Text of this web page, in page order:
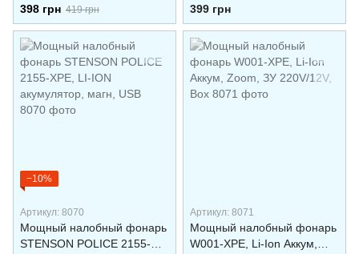
zoom, ЗП microUSB, Box
398 грн 419 грн
АКБ 18650 х 2 шт, ЗУ micro
USB
399 грн
−10%
Артикул: 8070
Мощный налобный фонарь
STENSON POLICE 2155-
Артикул: 8071
Мощный налобный фонарь
W001-XPE, Li-Ion Аккум,